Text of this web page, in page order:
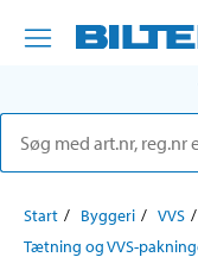
Start Byggeri VVS
Tætning og VVS-